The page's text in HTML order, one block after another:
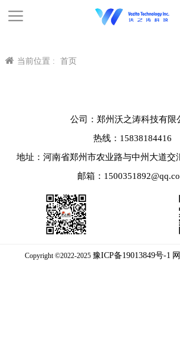
当前位置 : 首页
公司：郑州沃之涛科技有限
热线：15838184416
地址：河南省郑州市农业路与中州大道交
邮箱：
Copyright ©2022-2025 豫ICP备19013849号-1